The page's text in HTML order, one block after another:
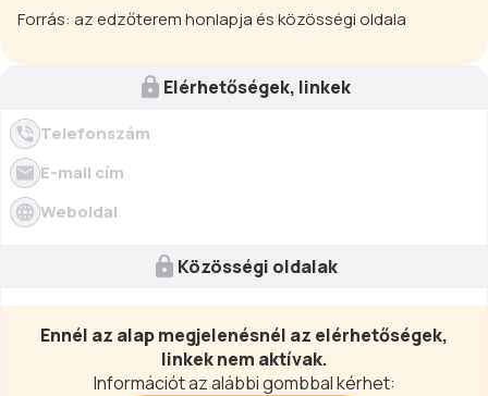
Forrás: az edzőterem honlapja és közösségi oldala
Elérhetőségek, linkek
Telefonszám
E-mail cím
Weboldal
Közösségi oldalak
Ennél az alap megjelenésnél az elérhetőségek,
linkek nem aktívak.
Információt az alábbi gombbal kérhet: